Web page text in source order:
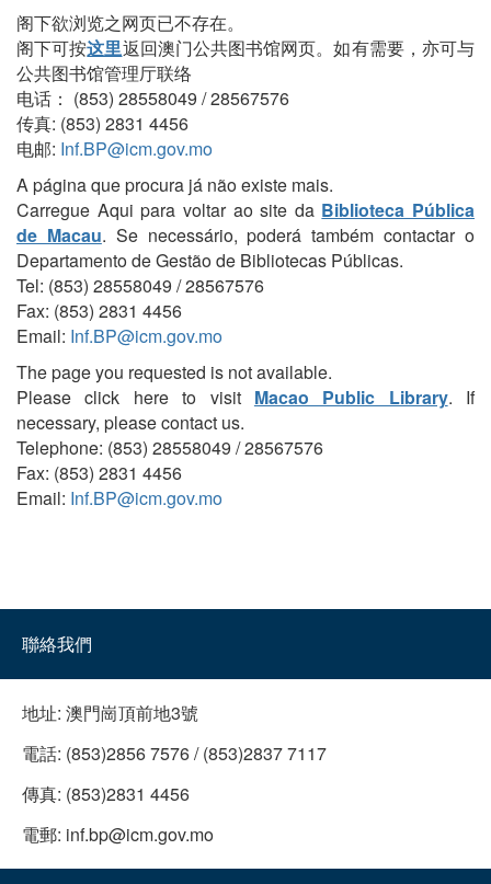
阁下欲浏览之网页已不存在。
阁下可按这里返回澳门公共图书馆网页。如有需要，亦可与
公共图书馆管理厅联络
电话： (853) 28558049 / 28567576
传真: (853) 2831 4456
电邮: Inf.BP@icm.gov.mo
A página que procura já não existe mais.
Carregue Aqui para voltar ao site da Biblioteca Pública
de Macau. Se necessário, poderá também contactar o
Departamento de Gestão de Bibliotecas Públicas.
Tel: (853) 28558049 / 28567576
Fax: (853) 2831 4456
Email: Inf.BP@icm.gov.mo
The page you requested is not available.
Please click here to visit Macao Public Library. If
necessary, please contact us.
Telephone: (853) 28558049 / 28567576
Fax: (853) 2831 4456
Email: Inf.BP@icm.gov.mo
聯絡我們
地址: 澳門崗頂前地3號
電話: (853)2856 7576 / (853)2837 7117
傳真: (853)2831 4456
電郵: inf.bp@icm.gov.mo